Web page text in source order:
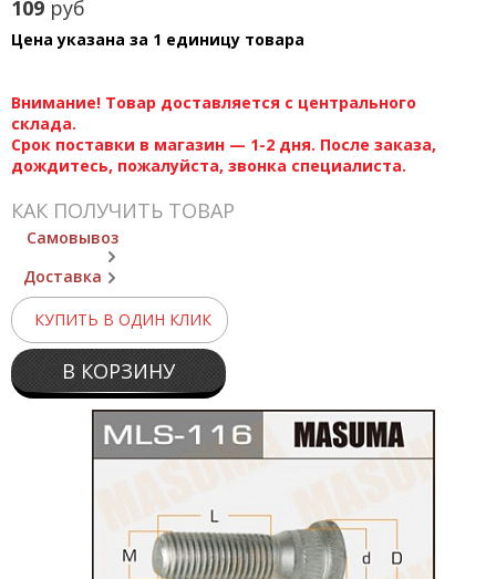
109 руб
Цена указана за 1 единицу товара
Внимание! Товар доставляется с центрального
склада.
Срок поставки в магазин — 1-2 дня. После заказа,
дождитесь, пожалуйста, звонка специалиста.
КАК ПОЛУЧИТЬ ТОВАР
Самовывоз
Доставка
КУПИТЬ В ОДИН КЛИК
В КОРЗИНУ